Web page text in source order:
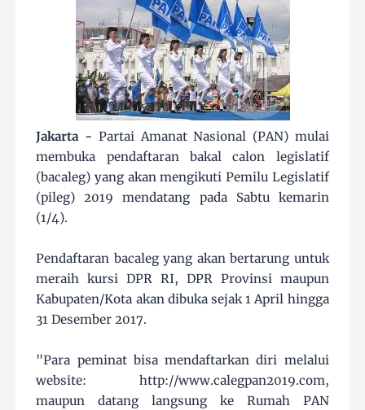
Jakarta - Partai Amanat Nasional (PAN) mulai
membuka pendaftaran bakal calon legislatif
(bacaleg) yang akan mengikuti Pemilu Legislatif
(pileg) 2019 mendatang pada Sabtu kemarin
(1/4).
Pendaftaran bacaleg yang akan bertarung untuk
meraih kursi DPR RI, DPR Provinsi maupun
Kabupaten/Kota akan dibuka sejak 1 April hingga
31 Desember 2017.
"Para peminat bisa mendaftarkan diri melalui
website: http://www.calegpan2019.com,
maupun datang langsung ke Rumah PAN